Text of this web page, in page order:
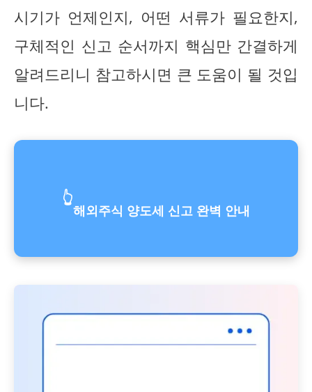
시기가 언제인지, 어떤 서류가 필요한지,
구체적인 신고 순서까지 핵심만 간결하게
알려드리니 참고하시면 큰 도움이 될 것입
니다.
👆
해외주식 양도세 신고 완벽 안내